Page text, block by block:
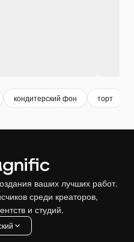
кондитерский фон торт
ваших лучших работ.
среди креаторов,
и студий.